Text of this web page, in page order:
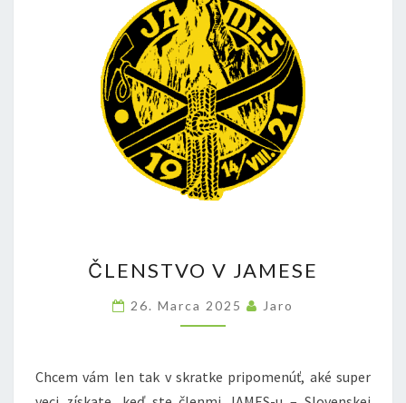
V
JAMESE
ČLENSTVO V JAMESE
26. Marca 2025 Jaro
Chcem vám len tak v skratke pripomenúť, aké super